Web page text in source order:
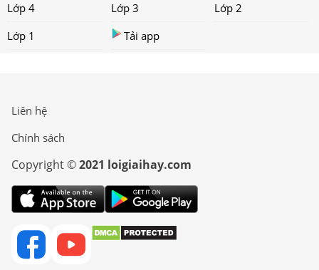
Lớp 4
Lớp 3
Lớp 2
Lớp 1
Tải app
Liên hệ
Chính sách
Copyright ©2021 loigiaihay.com